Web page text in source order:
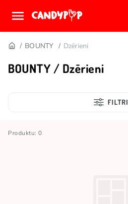
BOUNTY Dzērieni
BOUNTY / Dzērieni
FILTRI
Produktu: 0